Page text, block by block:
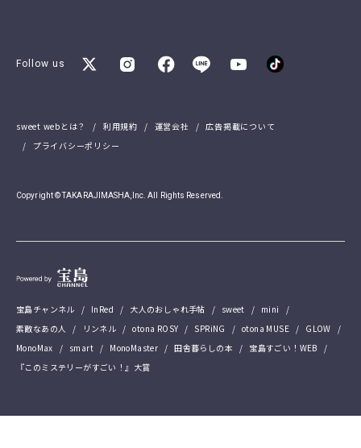
Follow us
sweet webとは？ 利用規約 運営会社
広告掲載について
プライバシーポリシー
Copyright © TAKARAJIMASHA,Inc. All Rights Reserved.
宝島チャンネル InRed 大人のおしゃれ手帖 sweet
mini
素敵なあの人
リンネル otona ROSY SPRiNG otona MUSE
GLOW
MonoMax
smart MonoMaster 田舎暮らしの本
宝島すごい！WEB
『このミステリーがすごい！』大賞